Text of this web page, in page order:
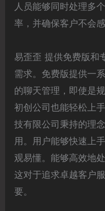
人员能够同时处理多
率，并确保客户不会感
易歪歪 提供免费版和
需求。免费版提供一
的聊天管理，即使是
初创公司也能轻松上
技有限公司秉持的理
用。用户能够快速上
观易懂。能够高效地
这对于追求卓越客户
要。